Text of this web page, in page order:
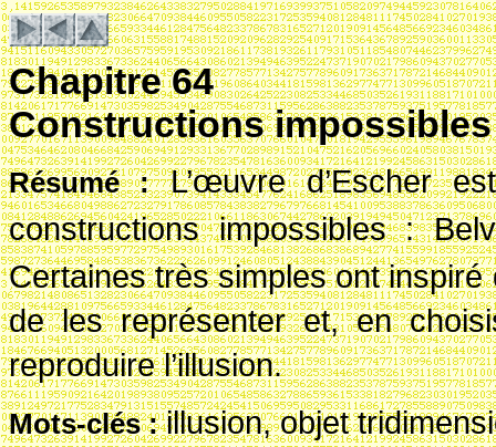
Chapitre 64
Constructions impossibles
Résumé:L’œuvre d’Escher
constructions impossibles :
Certaines très simples ont inspiré
de les représenter et, en
reproduire l’illusion.
Mots-clés:illusion, objet